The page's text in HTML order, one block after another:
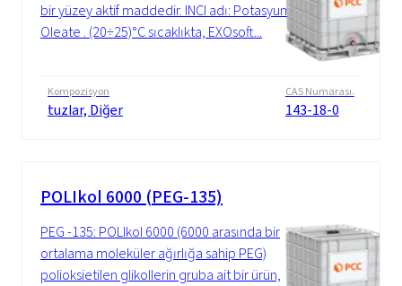
bir yüzey aktif maddedir. INCI adı: Potasyum
Oleate . (20÷25)°C sıcaklıkta, EXOsoft...
Kompozisyon
tuzlar, Diğer
CAS Numarası.
143-18-0
POLIkol 6000 (PEG-135)
PEG -135: POLIkol 6000 (6000 arasında bir
ortalama moleküler ağırlığa sahip PEG)
polioksietilen glikollerin gruba ait bir ürün,